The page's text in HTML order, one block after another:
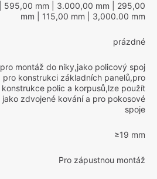
| 595,00 mm | 3.000,00 mm | 295,00
mm | 115,00 mm | 3,000.00 mm
prázdné
pro montáž do niky,jako policový spoj
pro konstrukci základních panelů,pro
konstrukce polic a korpusů,lze použít
jako zdvojené kování a pro pokosové
spoje
≥19 mm
Pro zápustnou montáž